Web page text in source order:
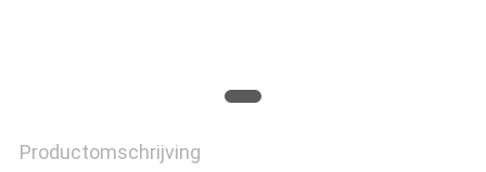
Productomschrijving